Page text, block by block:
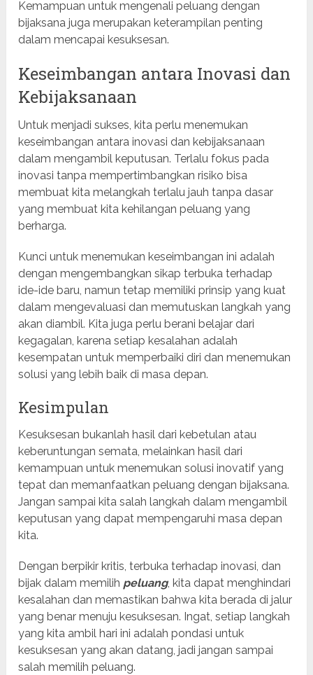
Kemampuan untuk mengenali peluang dengan
bijaksana juga merupakan keterampilan penting
dalam mencapai kesuksesan.
Keseimbangan antara Inovasi dan
Kebijaksanaan
Untuk menjadi sukses, kita perlu menemukan
keseimbangan antara inovasi dan kebijaksanaan
dalam mengambil keputusan. Terlalu fokus pada
inovasi tanpa mempertimbangkan risiko bisa
membuat kita melangkah terlalu jauh tanpa dasar
yang membuat kita kehilangan peluang yang
berharga.
Kunci untuk menemukan keseimbangan ini adalah
dengan mengembangkan sikap terbuka terhadap
ide-ide baru, namun tetap memiliki prinsip yang kuat
dalam mengevaluasi dan memutuskan langkah yang
akan diambil. Kita juga perlu berani belajar dari
kegagalan, karena setiap kesalahan adalah
kesempatan untuk memperbaiki diri dan menemukan
solusi yang lebih baik di masa depan.
Kesimpulan
Kesuksesan bukanlah hasil dari kebetulan atau
keberuntungan semata, melainkan hasil dari
kemampuan untuk menemukan solusi inovatif yang
tepat dan memanfaatkan peluang dengan bijaksana.
Jangan sampai kita salah langkah dalam mengambil
keputusan yang dapat mempengaruhi masa depan
kita.
Dengan berpikir kritis, terbuka terhadap inovasi, dan
bijak dalam memilih peluang, kita dapat menghindari
kesalahan dan memastikan bahwa kita berada di jalur
yang benar menuju kesuksesan. Ingat, setiap langkah
yang kita ambil hari ini adalah pondasi untuk
kesuksesan yang akan datang, jadi jangan sampai
salah memilih peluang.